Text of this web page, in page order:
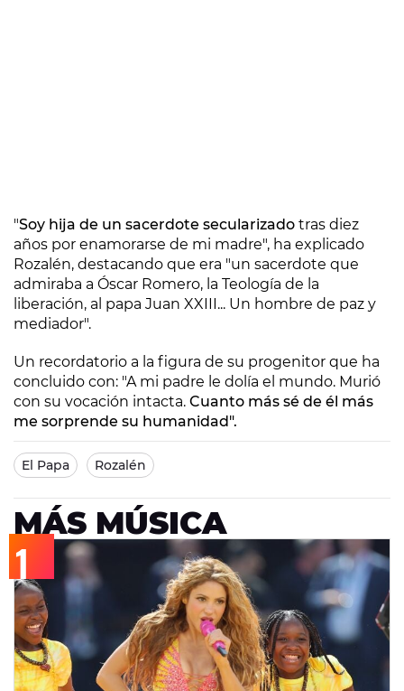
"Soy hija de un sacerdote secularizado tras diez
años por enamorarse de mi madre", ha explicado
Rozalén, destacando que era "un sacerdote que
admiraba a Óscar Romero, la Teología de la
liberación, al papa Juan XXIII... Un hombre de paz y
mediador".
Un recordatorio a la figura de su progenitor que ha
concluido con: "A mi padre le dolía el mundo. Murió
con su vocación intacta. Cuanto más sé de él más
me sorprende su humanidad".
El Papa Rozalén
MÁS MÚSICA